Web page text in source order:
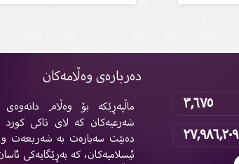
٣,٦٧٥
٢٧,٩٨٦,٢٠٩
دەربارەی وەڵامەکان
ماڵپەڕێکە بۆ وەڵام دانەوەی
شەرعیەکان کە لای تاکی
دەبێت سەبارەت بە شەریعەت
ئیسلامیەکان، کە بەڕێگایەکی